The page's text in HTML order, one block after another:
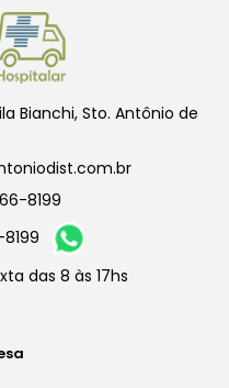
Bianchi, Sto. Antônio de
8199
das 8 às 17hs